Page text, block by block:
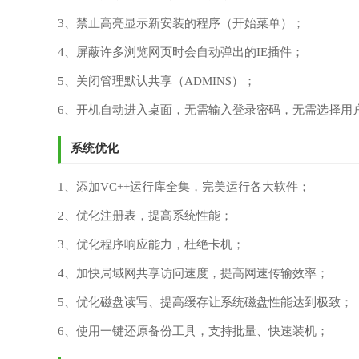
3、禁止高亮显示新安装的程序（开始菜单）；
4、屏蔽许多浏览网页时会自动弹出的IE插件；
5、关闭管理默认共享（ADMIN$）；
6、开机自动进入桌面，无需输入登录密码，无需选择用
系统优化
1、添加VC++运行库全集，完美运行各大软件；
2、优化注册表，提高系统性能；
3、优化程序响应能力，杜绝卡机；
4、加快局域网共享访问速度，提高网速传输效率；
5、优化磁盘读写、提高缓存让系统磁盘性能达到极致；
6、使用一键还原备份工具，支持批量、快速装机；